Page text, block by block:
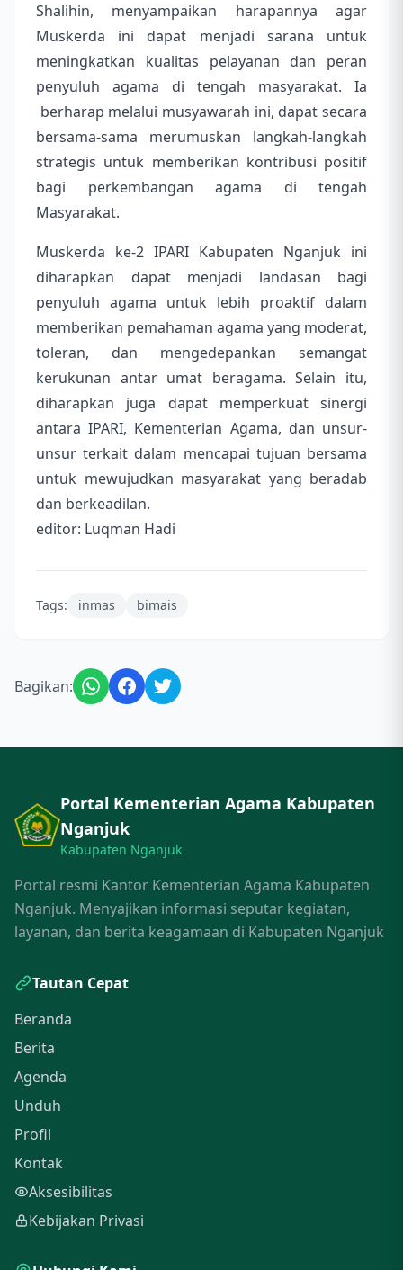
Shalihin, menyampaikan harapannya agar
Muskerda ini dapat menjadi sarana untuk
meningkatkan kualitas pelayanan dan peran
penyuluh agama di tengah masyarakat. Ia
berharap melalui musyawarah ini, dapat secara
bersama-sama merumuskan langkah-langkah
strategis untuk memberikan kontribusi positif
bagi perkembangan agama di tengah
Masyarakat.
Muskerda ke-2 IPARI Kabupaten Nganjuk ini
diharapkan dapat menjadi landasan bagi
penyuluh agama untuk lebih proaktif dalam
memberikan pemahaman agama yang moderat,
toleran, dan mengedepankan semangat
kerukunan antar umat beragama. Selain itu,
diharapkan juga dapat memperkuat sinergi
antara IPARI, Kementerian Agama, dan unsur-
unsur terkait dalam mencapai tujuan bersama
untuk mewujudkan masyarakat yang beradab
dan berkeadilan.
editor: Luqman Hadi
Tags: inmas bimais
Bagikan:
Portal Kementerian Agama Kabupaten
Nganjuk
Kabupaten Nganjuk
Portal resmi Kantor Kementerian Agama Kabupaten
Nganjuk. Menyajikan informasi seputar kegiatan,
layanan, dan berita keagamaan di Kabupaten Nganjuk
Tautan Cepat
Beranda
Berita
Agenda
Unduh
Profil
Kontak
Aksesibilitas
Kebijakan Privasi